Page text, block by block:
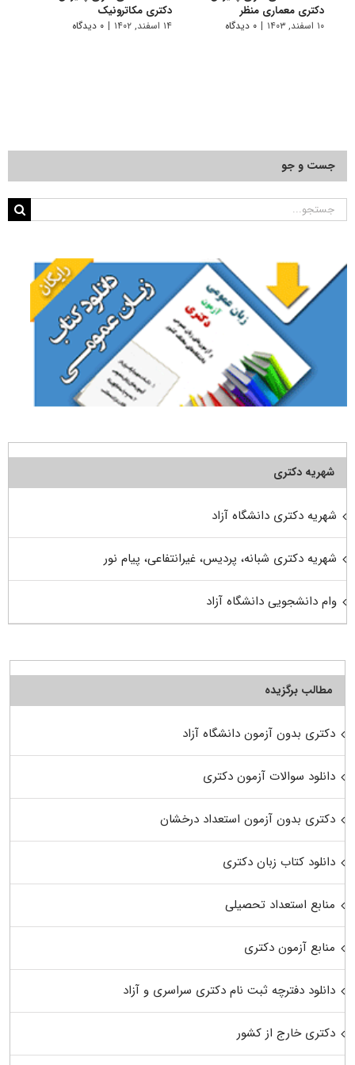
دکتری ﻣﻌﻤﺎری منظر
۱۰ اسفند, ۱۴۰۳ | ۰ دیدگاه
دکتری مکاترونیک
۱۴ اسفند, ۱۴۰۲ | ۰ دیدگاه
جست و جو
جستجو
شهریه دکتری
شهریه دکتری دانشگاه آزاد
شهریه دکتری شبانه، پردیس، غیرانتفاعی، پیام نور
وام دانشجویی دانشگاه آزاد
مطالب برگزیده
دکتری بدون آزمون دانشگاه آزاد
دانلود سوالات آزمون دکتری
دکتری بدون آزمون استعداد درخشان
دانلود کتاب زبان دکتری
منابع استعداد تحصیلی
منابع آزمون دکتری
دانلود دفترچه ثبت نام دکتری سراسری و آزاد
دکتری خارج از کشور